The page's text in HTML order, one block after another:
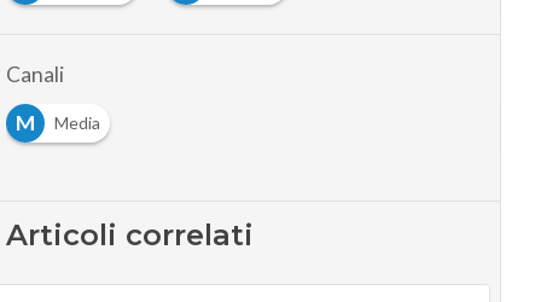
Canali
M
Media
Articoli correlati